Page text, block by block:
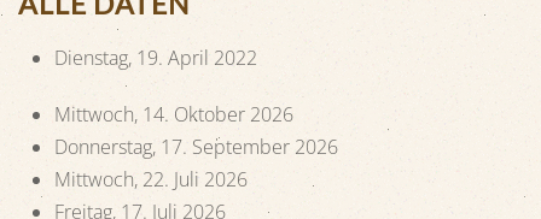
Dienstag, 19. April 2022
Mittwoch, 14. Oktober 2026
Donnerstag, 17. September 2026
Mittwoch, 22. Juli 2026
Freitag, 17. Juli 2026